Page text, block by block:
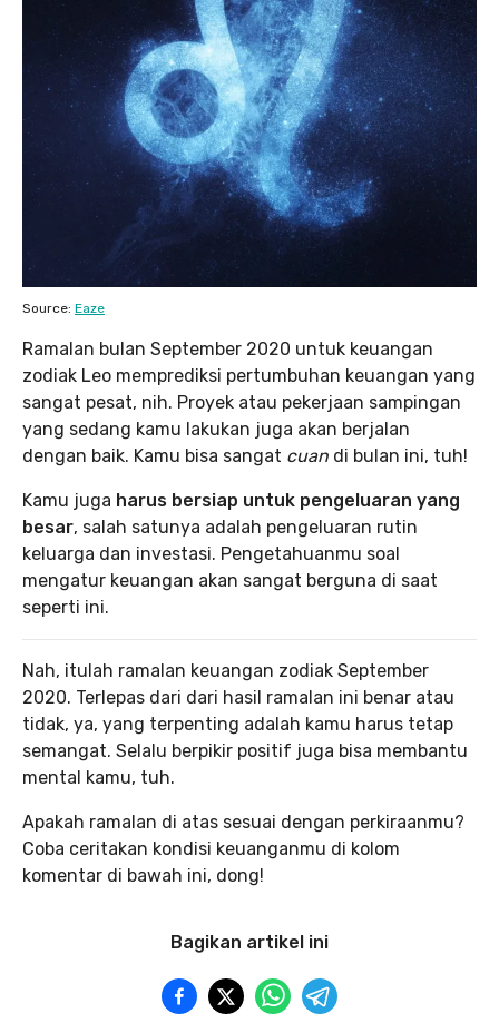
Source: Eaze
Ramalan bulan September 2020 untuk keuangan
zodiak Leo memprediksi pertumbuhan keuangan yang
sangat pesat, nih. Proyek atau pekerjaan sampingan
yang sedang kamu lakukan juga akan berjalan
dengan baik. Kamu bisa sangat cuan di bulan ini, tuh!
Kamu juga harus bersiap untuk pengeluaran yang
besar, salah satunya adalah pengeluaran rutin
keluarga dan investasi. Pengetahuanmu soal
mengatur keuangan akan sangat berguna di saat
seperti ini.
Nah, itulah ramalan keuangan zodiak September
2020. Terlepas dari dari hasil ramalan ini benar atau
tidak, ya, yang terpenting adalah kamu harus tetap
semangat. Selalu berpikir positif juga bisa membantu
mental kamu, tuh.
Apakah ramalan di atas sesuai dengan perkiraanmu?
Coba ceritakan kondisi keuanganmu di kolom
komentar di bawah ini, dong!
Bagikan artikel ini